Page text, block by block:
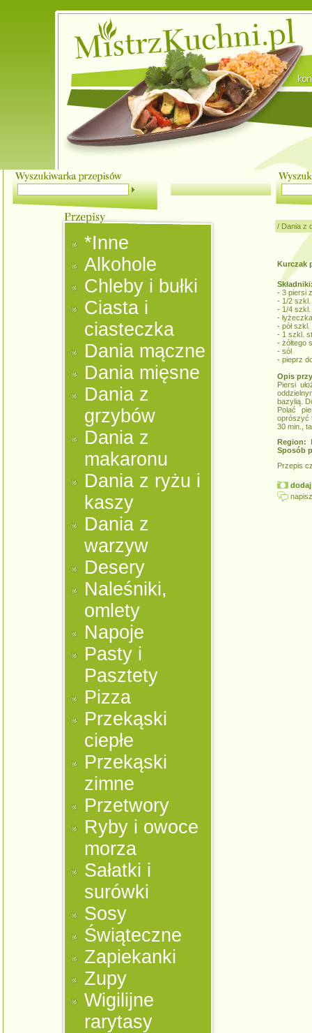
*Inne
Alkohole
Chleby i bułki
Ciasta i
ciasteczka
Dania mączne
Dania mięsne
Dania z
grzybów
Dania z
makaronu
Dania z ryżu i
kaszy
Dania z
warzyw
Desery
Naleśniki,
omlety
Napoje
Pasty i
Pasztety
Pizza
Przekąski
ciepłe
Przekąski
zimne
Przetwory
Ryby i owoce
morza
Sałatki i
surówki
Sosy
Świąteczne
Zapiekanki
Zupy
Wigilijne
rarytasy
/ Dania z
Kurczak
- 3 piersi
- 1/2 szkl.
- 1/4 szkl.
-
- pół
- 1 szkl.
- żółtego
- sól
- pieprz
Opis
Piersi
bazylią.
Polać
oprószyć
30 min.,
Region:
Sposób
Przepis